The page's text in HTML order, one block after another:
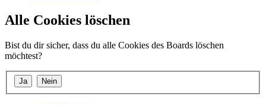
Alle Cookies löschen
Bist du dir sicher, dass du alle Cookies des Boards löschen
möchtest?